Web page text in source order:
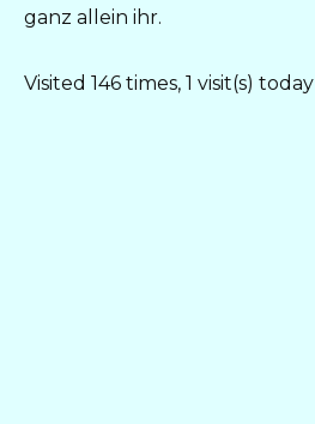
ganz allein ihr.
Visited 146 times, 1 visit(s) today